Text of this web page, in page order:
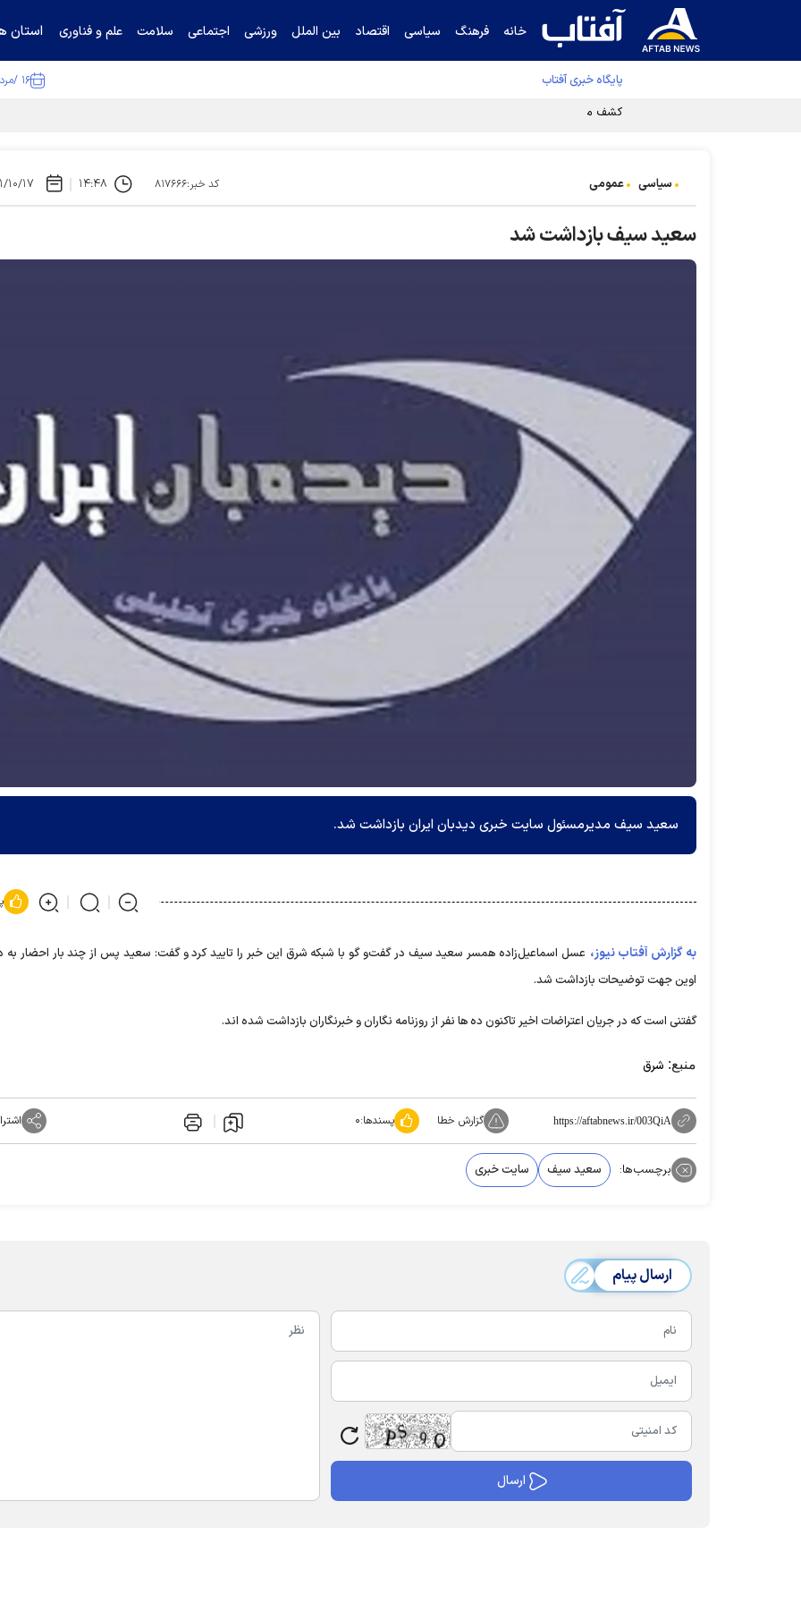
خانه فرهنگ سیاسی اقتصاد بین الملل ورزشی اجتماعی سلامت علم و فناوری استان
پایگاه خبری آفتاب ۱۶ /مرداد /۱۴۰۵
کشف مسیر توقف‌ناپذیری سلول‌های سرطانی
سیاسی عمومی کد خبر:۸۱۷۶۶۶ ۱۴:۴۸ ۱۴۰۱/
سعید سیف بازداشت شد
سعید سیف مدیرمسئول سایت خبری دیدبان ایران بازداشت شد.
به گزارش آفتاب نیوز، عسل اسماعیل‌زاده همسر سعید سیف در گفت‌و گو با شبکه شرق این خبر را تایید کرد و گفت: سعید پس از چند بار احضار به
اوین جهت توضیحات بازداشت شد.
گفتنی است که در جریان اعتراضات اخیر تاکنون ده ها نفر از روزنامه نگاران و خبرنگاران بازداشت شده اند.
منبع: شرق
https://aftabnews.ir/003QiA گزارش خطا پسندها:۰
برچسب‌ها: سعید سیف سایت خبری
ارسال پیام